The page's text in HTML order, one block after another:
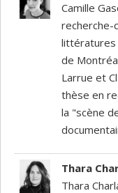
Camille
recherche-
littératures
de
Larrue et
thèse en
la "scène
Thara
Thara